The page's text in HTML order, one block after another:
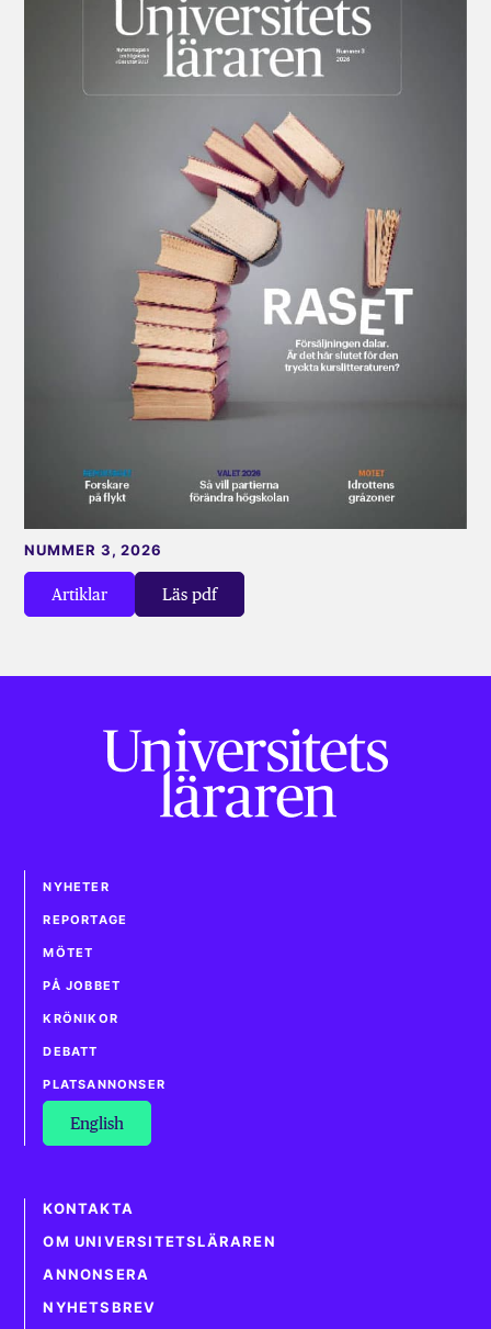
Artiklar Läs pdf
NUMMER 3, 2026
NYHETER
REPORTAGE
MÖTET
PÅ JOBBET
KRÖNIKOR
DEBATT
PLATSANNONSER
English
KONTAKTA
OM UNIVERSITETSLÄRAREN
ANNONSERA
NYHETSBREV